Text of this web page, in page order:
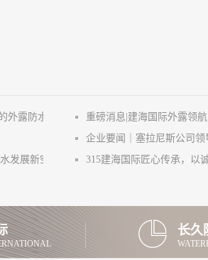
外露防水
重磅消息|建海国际外露领
企业要闻｜塞拉尼斯公司领
发展新空间
315建海国际匠心传承，以
长久